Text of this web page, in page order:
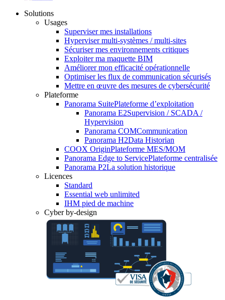
Solutions
Usages
Superviser mes installations
Hyperviser multi-systèmes / multi-sites
Sécuriser mes environnements critiques
Exploiter ma maquette BIM
Améliorer mon efficacité opérationnelle
Optimiser les flux de communication sécurisés
Mettre en œuvre des mesures de cybersécurité
Plateforme
Panorama SuitePlateforme d’exploitation
Panorama E2Supervision / SCADA /
Hypervision
Panorama COMCommunication
Panorama H2Data Historian
COOX OriginPlateforme MES/MOM
Panorama Edge to ServicePlateforme centralisée
Panorama P2La solution historique
Licences
Standard
Essential web unlimited
IHM pied de machine
Cyber by-design